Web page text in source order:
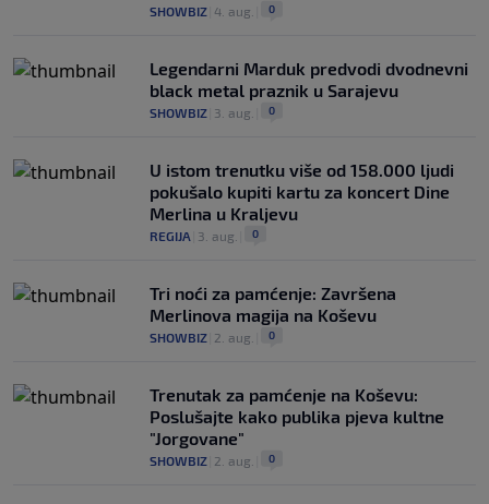
SHOWBIZ 4. aug. 0
Legendarni Marduk predvodi dvodnevni
black metal praznik u Sarajevu
SHOWBIZ 3. aug. 0
U istom trenutku više od 158.000 ljudi
pokušalo kupiti kartu za koncert Dine
Merlina u Kraljevu
REGIJA 3. aug. 0
Tri noći za pamćenje: Završena
Merlinova magija na Koševu
SHOWBIZ 2. aug. 0
Trenutak za pamćenje na Koševu:
Poslušajte kako publika pjeva kultne
"Jorgovane"
SHOWBIZ 2. aug. 0